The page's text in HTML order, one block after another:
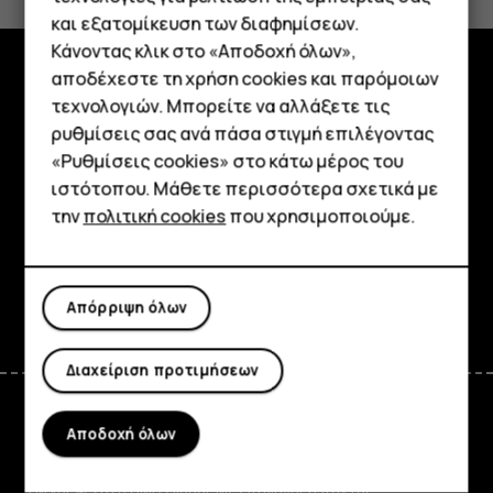
Smartphone
Τηλέφωνα απλής χρήσης
Tablet
Ναι Όχι
Εξερευνήστε
Πληροφορίες
Planet and people
FacebookInstagram
TiktokYoutube
Greece
και εξατομίκευση των διαφημίσεων.
Κάνοντας κλικ στο «Αποδοχή όλων»,
αποδέχεστε τη χρήση cookies και παρόμοιων
τεχνολογιών. Μπορείτε να αλλάξετε τις
ρυθμίσεις σας ανά πάσα στιγμή επιλέγοντας
«Ρυθμίσεις cookies» στο κάτω μέρος του
ιστότοπου. Μάθετε περισσότερα σχετικά με
τηνπολιτική cookiesπου χρησιμοποιούμε.
Απόρριψη όλων
Διαχείριση προτιμήσεων
Αποδοχή όλων